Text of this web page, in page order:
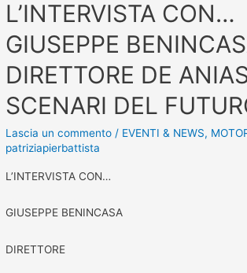
L’INTERVISTA CON…
GIUSEPPE
DIRETTORE DE
SCENARI DEL
Lascia un commento / EVENTI & NEWS,
patriziapierbattista
L’INTERVISTA CON…
GIUSEPPE BENINCASA
DIRETTORE